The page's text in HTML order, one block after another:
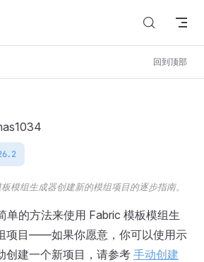
回到顶部
模组生成器创建新的模组项目的逐步指南。
单的方法来使用 Fabric 模板模组生
项目——如果你愿意，你可以使用示
创建一个新项目，请参考 手动创建